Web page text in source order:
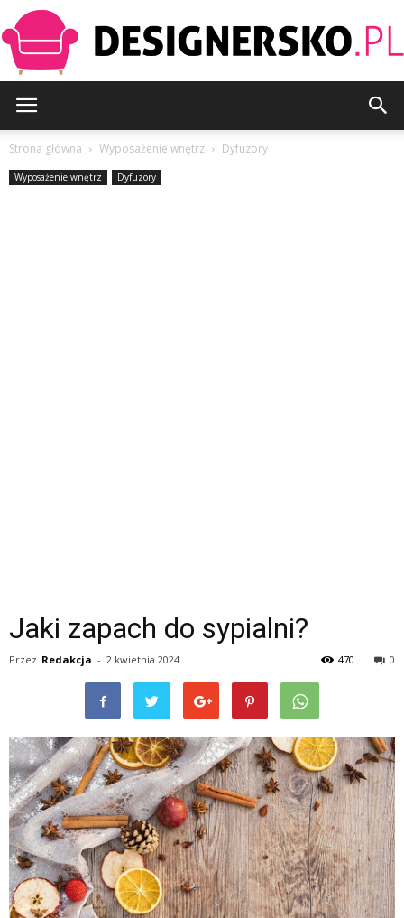
Strona główna Wyposażenie wnętrz Dyfuzory
Wyposażenie wnętrz Dyfuzory
Jaki zapach do sypialni?
Przez Redakcja - 2 kwietnia 2024 0
470